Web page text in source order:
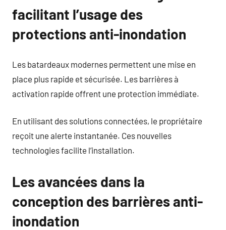
facilitant l’usage des
protections anti-inondation
Les batardeaux modernes permettent une mise en
place plus rapide et sécurisée. Les barrières à
activation rapide offrent une protection immédiate.
En utilisant des solutions connectées, le propriétaire
reçoit une alerte instantanée. Ces nouvelles
technologies facilite l’installation.
Les avancées dans la
conception des barrières anti-
inondation